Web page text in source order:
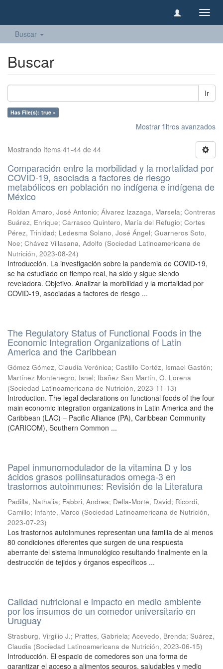
Buscar
Buscar
Ir
Has File(s): true ×
Mostrar filtros avanzados
Mostrando ítems 41-44 de 44
Comparación entre la morbilidad y la mortalidad por
COVID-19, asociada a factores de riesgo
metabólicos en población no indígena e indígena de
México
Roldan Amaro, José Antonio; Álvarez Izazaga, Marsela; Contreras
Suárez, Enrique; Carrasco Quintero, María del Refugio; Cortes
Pérez, Trinidad; Ledesma Solano, José Ángel; Guarneros Soto,
Noe; Chávez Villasana, Adolfo (Sociedad Latinoamericana de
Nutrición, 2023-08-24)
Introducción. La investigación sobre la pandemia de COVID-19,
se ha estudiado en tiempo real, ha sido y sigue siendo
reveladora. Objetivo. Analizar la morbilidad y la mortalidad por
COVID-19, asociadas a factores de riesgo ...
The Regulatory Status of Functional Foods in the
Economic Integration Organizations of Latin
America and the Caribbean
Gómez Gómez, Claudia Verónica; Castillo Cortéz, Ismael Gastón;
Martínez Montenegro, Isnel; Ibañez San Martín, O. Lorena
(Sociedad Latinoamericana de Nutrición, 2023-11-13)
Introduction. The legal declarations on functional foods of the four
main economic integration organizations in Latin America and the
Caribbean (LAC) – Pacific Alliance (PA), Caribbean Community
(CARICOM), Southern Common ...
Papel inmunomodulador de la vitamina D y los
ácidos grasos poliinsaturados omega-3 en
trastornos autoinmunes: Revisión de la Literatura
Padilla, Nathalia; Fabbri, Andrea; Della-Morte, David; Ricordi,
Camillo; Infante, Marco (Sociedad Latinoamericana de Nutrición,
2023-07-23)
Los trastornos autoinmunes representan una familia de al menos
80 condiciones diferentes que surgen de una respuesta
aberrante del sistema inmunológico resultando finalmente en la
destrucción de tejidos y órganos específicos ...
Calidad nutricional e impacto en medio ambiente
por los insumos de un comedor universitario en
Uruguay
Strasburg, Virgilio J.; Prattes, Gabriela; Acevedo, Brenda; Suárez,
Claudia (Sociedad Latinoamericana de Nutrición, 2023-06-15)
Introducción. El espacio de comedores son una forma de
garantizar el acceso a alimentos seguros, saludables y medio